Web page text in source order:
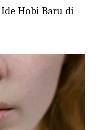
Ide Hobi Baru di